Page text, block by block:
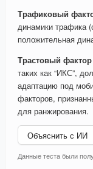
Трафиковый
динамики трафика
положительная
Трастовый фактор
таких как “ИКС”,
адаптацию под
факторов,
для ранжирования.
Объяснить с ИИ
Данные теста были